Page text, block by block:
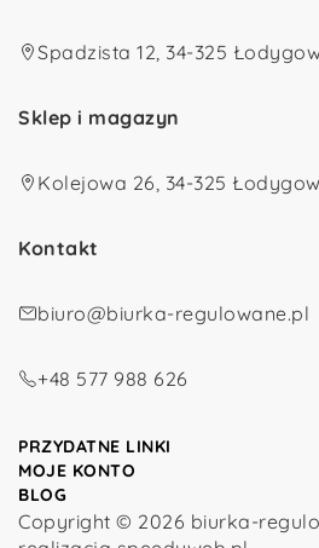
Spadzista 12, 34-325
Sklep i magazyn
Kolejowa 26, 34-325
Kontakt
biuro@biurka-regulowane.pl
+48 577 988 626
PRZYDATNE LINKI
MOJE KONTO
BLOG
Copyright © 2026 biurka-